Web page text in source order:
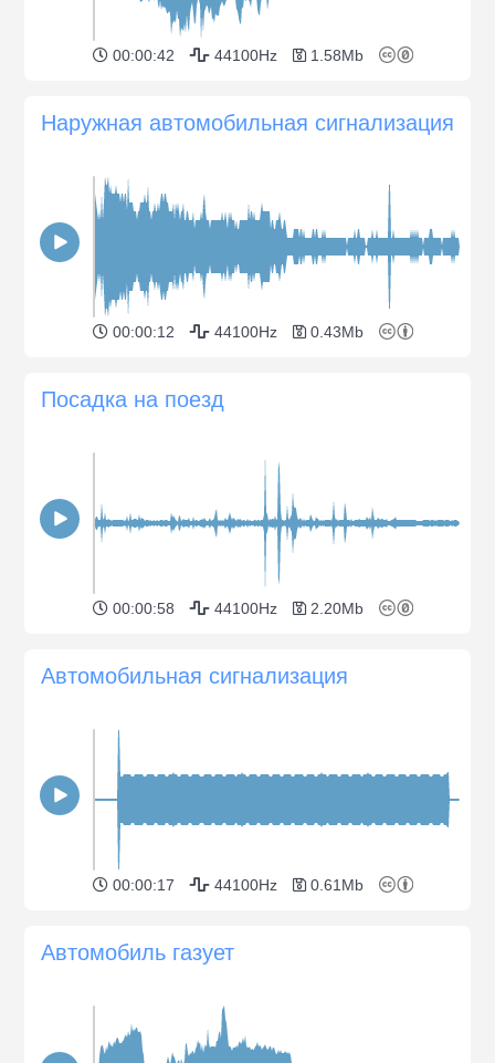
00:00:42 44100Hz 1.58Mb
Наружная автомобильная сигнализация
00:00:12 44100Hz 0.43Mb
Посадка на поезд
00:00:58 44100Hz 2.20Mb
Автомобильная сигнализация
00:00:17 44100Hz 0.61Mb
Автомобиль газует